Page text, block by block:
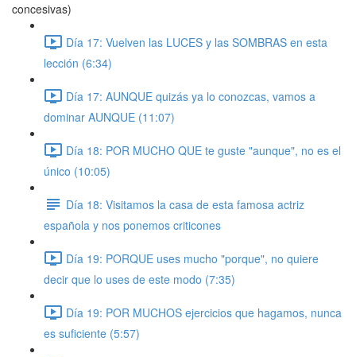
concesivas)
Día 17: Vuelven las LUCES y las SOMBRAS en esta
lección (6:34)
Día 17: AUNQUE quizás ya lo conozcas, vamos a
dominar AUNQUE (11:07)
Día 18: POR MUCHO QUE te guste "aunque", no es el
único (10:05)
Día 18: Visitamos la casa de esta famosa actriz
española y nos ponemos criticones
Día 19: PORQUE uses mucho "porque", no quiere
decir que lo uses de este modo (7:35)
Día 19: POR MUCHOS ejercicios que hagamos, nunca
es suficiente (5:57)